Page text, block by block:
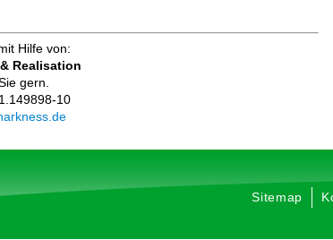
Hilfe von:
Realisation
gern.
10
Sitemap